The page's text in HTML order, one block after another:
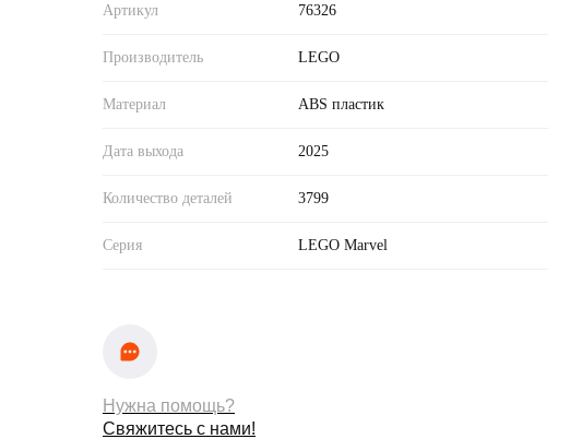
Артикул 76326
Производитель LEGO
Материал ABS пластик
Дата выхода 2025
Количество деталей 3799
Серия LEGO Marvel
Нужна помощь?
Свяжитесь с нами!